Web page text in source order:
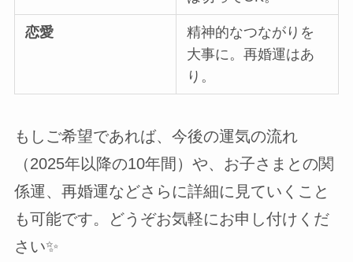
恋愛
精神的なつながりを
大事に。再婚運はあ
り。
もしご希望であれば、今後の運気の流れ
（2025年以降の10年間）や、お子さまとの関
係運、再婚運などさらに詳細に見ていくこと
も可能です。どうぞお気軽にお申し付けくだ
さい✨